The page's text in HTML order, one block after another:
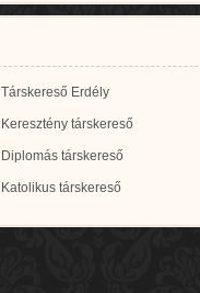
Társkereső Erdély
Keresztény társkereső
Diplomás társkereső
Katolikus társkereső